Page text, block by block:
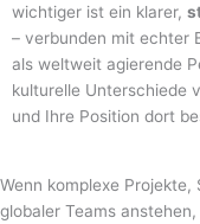
wichtiger ist ein klarer,
– verbunden mit echter
als weltweit agierende
kulturelle Unterschiede
und Ihre Position dort
Wenn komplexe
globaler Teams